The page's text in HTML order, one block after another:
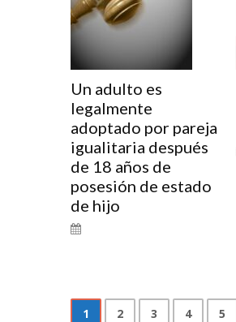
Un adulto es
legalmente
adoptado por pareja
igualitaria después
de 18 años de
posesión de estado
de hijo
1 2 3 4 5